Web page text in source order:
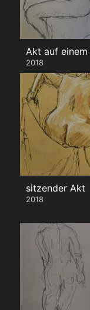
Akt auf einem
2018
sitzender Akt
2018